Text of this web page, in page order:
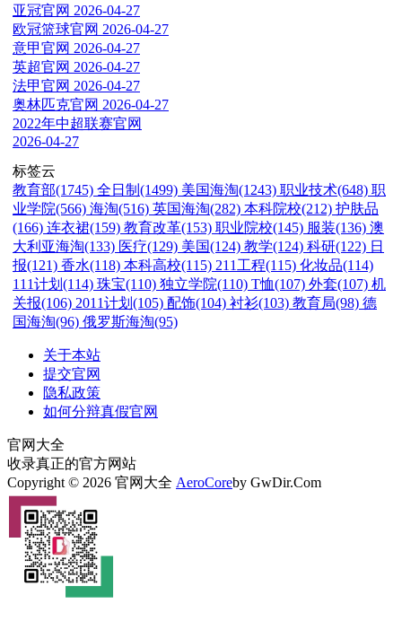
亚冠官网 2026-04-27
欧冠篮球官网 2026-04-27
意甲官网 2026-04-27
英超官网 2026-04-27
法甲官网 2026-04-27
奥林匹克官网 2026-04-27
2022年中超联赛官网
2026-04-27
标签云
教育部(1745) 全日制(1499) 美国海淘(1243) 职业技术(648) 职
业学院(566) 海淘(516) 英国海淘(282) 本科院校(212) 护肤品
(166) 连衣裙(159) 教育改革(153) 职业院校(145) 服装(136) 澳
大利亚海淘(133) 医疗(129) 美国(124) 教学(124) 科研(122) 日
报(121) 香水(118) 本科高校(115) 211工程(115) 化妆品(114)
111计划(114) 珠宝(110) 独立学院(110) T恤(107) 外套(107) 机
关报(106) 2011计划(105) 配饰(104) 衬衫(103) 教育局(98) 德
国海淘(96) 俄罗斯海淘(95)
关于本站
提交官网
隐私政策
如何分辩真假官网
官网大全
收录真正的官方网站
Copyright © 2026 官网大全 AeroCoreby GwDir.Com